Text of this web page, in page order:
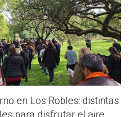
en Los Robles: distintas
para disfrutar el aire